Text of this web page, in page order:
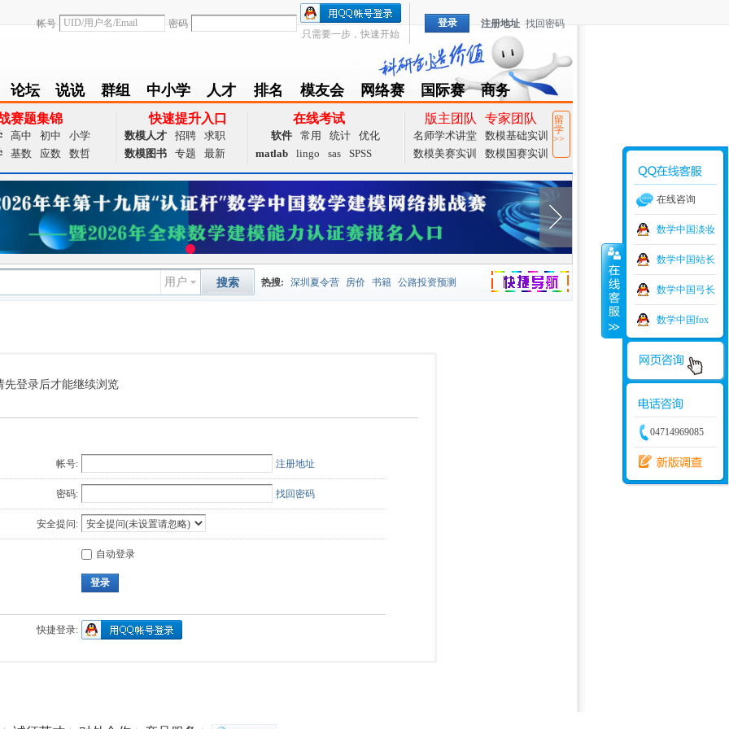
帐号
密码
只需要一步，快速开始
登录 注册地址 找回密码
论坛
BBS
说说
Follow
群组
group
中小学
zxx
人才
achieve
排名
Ranklist
模友会
Club
网络赛
TZMCM
国际赛
CAMCM
商务
Special
赛题集锦
高中 初中
小学
基数 应数 数哲
快速提升入口
数模人才 招聘
求职
数模图书
专题 最新
在线考试
软件 常用 统计
优化
matlab
lingo sas SPSS
版主团队 专家团队
名师学术讲堂
数模基础实训
数模美赛实训
数模国赛实训
留
学
>>
捷导航
用户 搜索 热搜: 深圳夏令营 房价 书籍 公路投资预测
先登录后才能继续浏览
帐号: 注册地址
密码: 找回密码
安全提问:
自动登录
登录
快捷登录:
在线咨询
数学中国淡妆
数学中国站长
数学中国弓长
数学中国fox
04714969085